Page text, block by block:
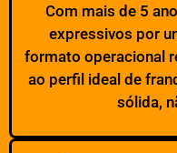
Com mais de 5
expressivos por
formato operacional
ao perfil ideal de
sólida,